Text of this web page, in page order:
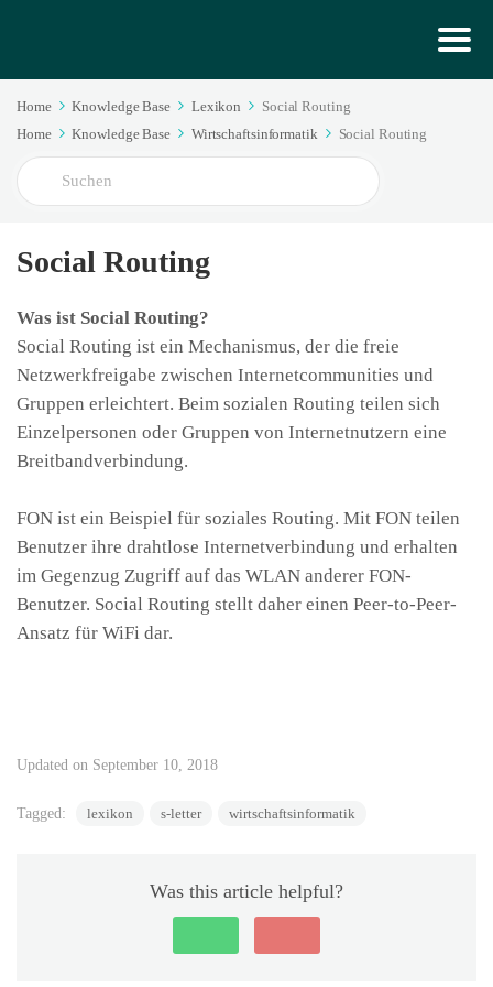
Home Knowledge Base Lexikon
Social Routing
Home
Knowledge Base Wirtschaftsinformatik Social Routing
Search
For
Social Routing
Was ist Social Routing?
Social Routing ist ein Mechanismus, der die freie
Netzwerkfreigabe zwischen Internetcommunities und
Gruppen erleichtert. Beim sozialen Routing teilen sich
Einzelpersonen oder Gruppen von Internetnutzern eine
Breitbandverbindung.
FON ist ein Beispiel für soziales Routing. Mit FON teilen
Benutzer ihre drahtlose Internetverbindung und erhalten
im Gegenzug Zugriff auf das WLAN anderer FON-
Benutzer. Social Routing stellt daher einen Peer-to-Peer-
Ansatz für WiFi dar.
Updated on September 10, 2018
Tagged: lexikon s-letter wirtschaftsinformatik
Was this article helpful?